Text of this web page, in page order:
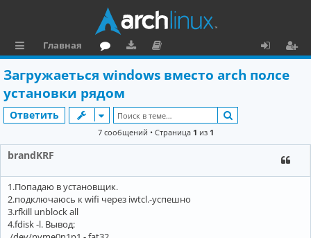
л
и
Главная
м
зк
и
м
е
н
а
Загружаеться windows вместо arch полсе
установки рядом
Ответить
7 сообщений • Страница 1 из 1
brandKRF
‎1.Попадаю в установщик.
‎2.подключаюсь к wifi через iwtcl.-успешно
‎3.rfkill unblock all
‎4.fdisk -l. Вывод: